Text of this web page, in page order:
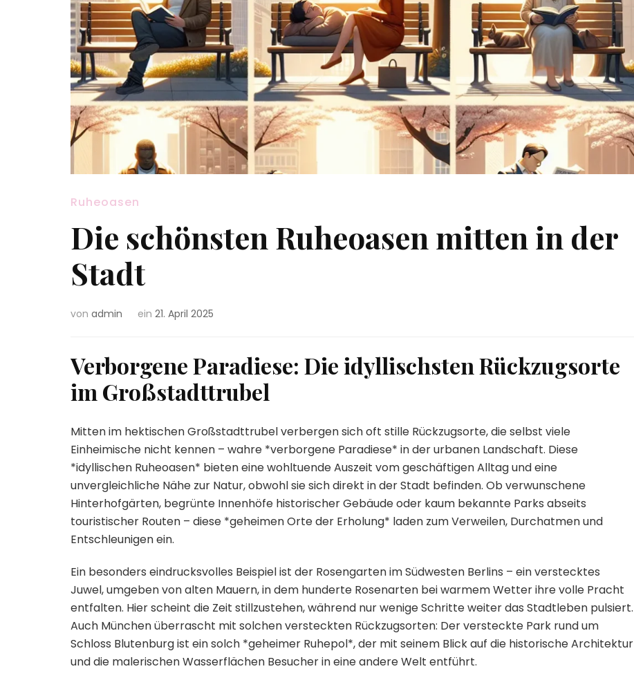
Ruheoasen
Die schönsten Ruheoasen mitten in der
Stadt
von admin ein 21. April 2025
Verborgene Paradiese: Die idyllischsten Rückzugsorte
im Großstadttrubel
Mitten im hektischen Großstadttrubel verbergen sich oft stille Rückzugsorte, die selbst viele
Einheimische nicht kennen – wahre *verborgene Paradiese* in der urbanen Landschaft. Diese
*idyllischen Ruheoasen* bieten eine wohltuende Auszeit vom geschäftigen Alltag und eine
unvergleichliche Nähe zur Natur, obwohl sie sich direkt in der Stadt befinden. Ob verwunschene
Hinterhofgärten, begrünte Innenhöfe historischer Gebäude oder kaum bekannte Parks abseits
touristischer Routen – diese *geheimen Orte der Erholung* laden zum Verweilen, Durchatmen und
Entschleunigen ein.
Ein besonders eindrucksvolles Beispiel ist der Rosengarten im Südwesten Berlins – ein verstecktes
Juwel, umgeben von alten Mauern, in dem hunderte Rosenarten bei warmem Wetter ihre volle Pracht
entfalten. Hier scheint die Zeit stillzustehen, während nur wenige Schritte weiter das Stadtleben pulsiert.
Auch München überrascht mit solchen versteckten Rückzugsorten: Der versteckte Park rund um
Schloss Blutenburg ist ein solch *geheimer Ruhepol*, der mit seinem Blick auf die historische Architektur
und die malerischen Wasserflächen Besucher in eine andere Welt entführt.